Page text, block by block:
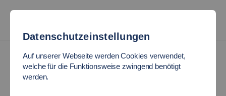
BERATUNG
Datenschutzeinstellungen
Auf unserer Webseite werden Cookies verwendet,
welche für die Funktionsweise zwingend benötigt
werden.